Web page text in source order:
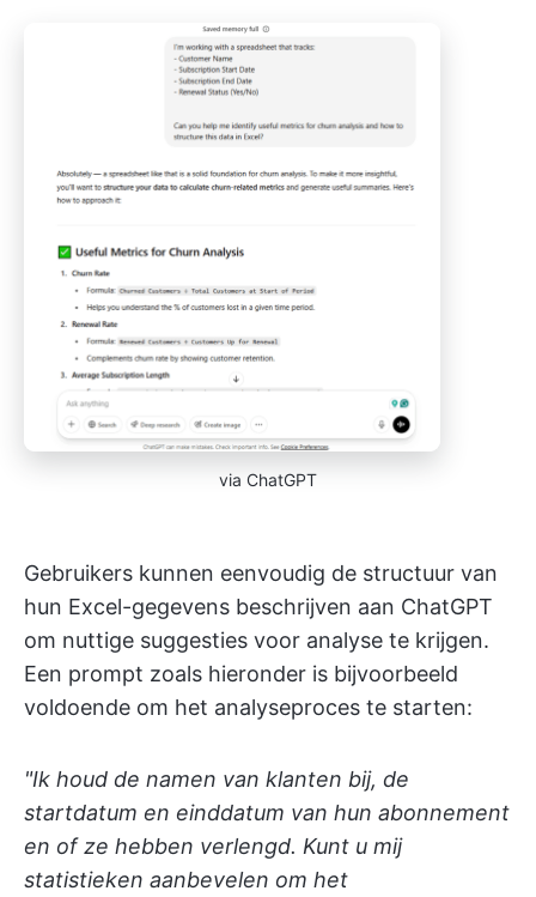
via ChatGPT
Gebruikers kunnen eenvoudig de structuur van
hun Excel-gegevens beschrijven aan ChatGPT
om nuttige suggesties voor analyse te krijgen.
Een prompt zoals hieronder is bijvoorbeeld
voldoende om het analyseproces te starten:
"Ik houd de namen van klanten bij, de
startdatum en einddatum van hun abonnement
en of ze hebben verlengd. Kunt u mij
statistieken aanbevelen om het